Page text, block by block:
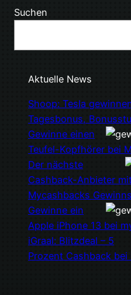
Suchen
Aktuelle News
Shoop: Tesla
Tagesbonus,
Gewinne einen
Teufel-Kopfhörer bei
Der nächste
Cashback-Anbieter
Mycashbacks
Gewinne ein
Apple iPhone 13 bei
iGraal: Blitzdeal – 5
Prozent Cashback bei